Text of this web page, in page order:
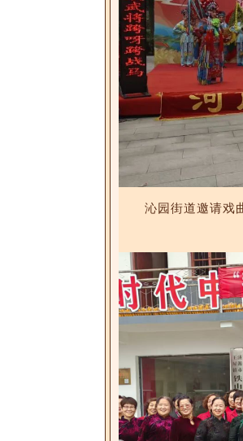
沁园街道邀请戏